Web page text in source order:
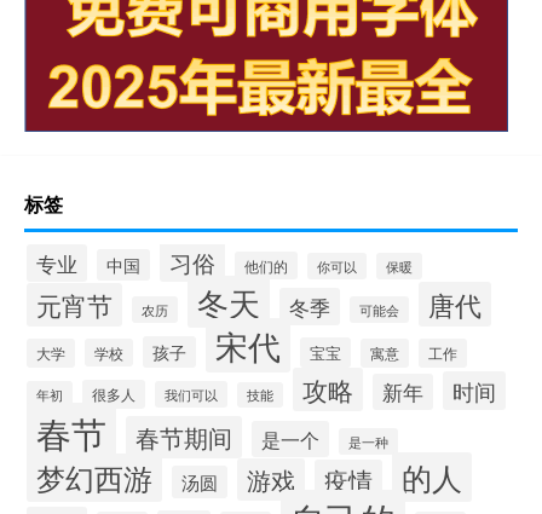
标签
专业 中国 习俗 他们的 你可以 保暖
元宵节 农历 冬天 冬季 可能会 唐代
大学 学校 孩子 宋代 宝宝 寓意 工作
年初 很多人 我们可以 技能 攻略 新年 时间
春节 春节期间 是一个 是一种
梦幻西游 汤圆 游戏 疫情 的人